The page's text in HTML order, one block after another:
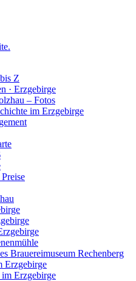
Z
· Erzgebirge
– Fotos
im Erzgebirge
Brauereimuseum Rechenberg
Erzgebirge
im Erzgebirge